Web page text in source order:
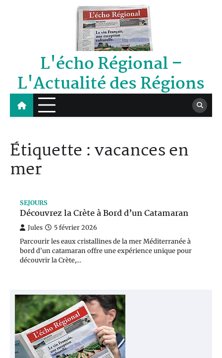
L'écho Régional –
L'Actualité des Régions
Étiquette :vacances en
mer
SEJOURS
Découvrez la Crète à Bord d’un Catamaran
Jules 5 février 2026
Parcourir les eaux cristallines de la mer Méditerranée à
bord d’un catamaran offre une expérience unique pour
découvrir la Crète,…